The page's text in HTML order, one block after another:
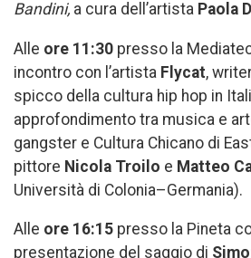
Bandini, a cura dell’artista Paola
Alle ore 11:30 presso la
incontro con l’artista Flycat,
spicco della cultura hip hop in
approfondimento tra musica e
gangster e Cultura Chicano di
pittore Nicola Troilo e Matteo
Università di Colonia–Germania).
Alle ore 16:15 presso la Pineta
presentazione del saggio di